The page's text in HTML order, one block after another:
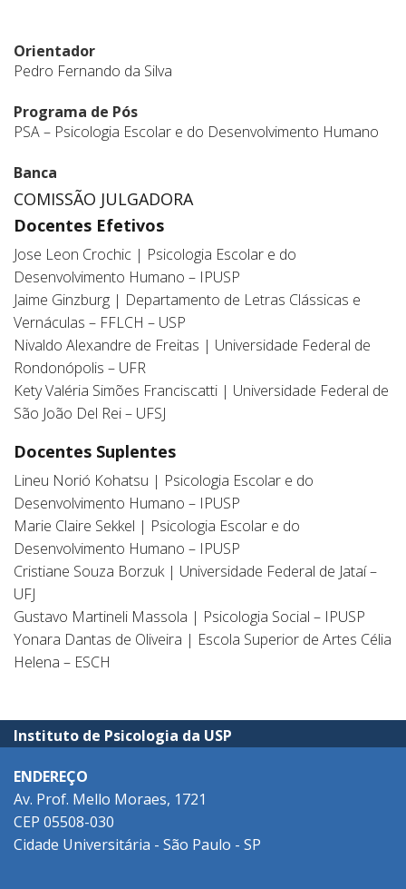
Orientador
Pedro Fernando da Silva
Programa de Pós
PSA – Psicologia Escolar e do Desenvolvimento Humano
Banca
COMISSÃO JULGADORA
Docentes Efetivos
Jose Leon Crochic | Psicologia Escolar e do
Desenvolvimento Humano – IPUSP
Jaime Ginzburg | Departamento de Letras Clássicas e
Vernáculas – FFLCH – USP
Nivaldo Alexandre de Freitas | Universidade Federal de
Rondonópolis – UFR
Kety Valéria Simões Franciscatti | Universidade Federal de
São João Del Rei – UFSJ
Docentes Suplentes
Lineu Norió Kohatsu | Psicologia Escolar e do
Desenvolvimento Humano – IPUSP
Marie Claire Sekkel | Psicologia Escolar e do
Desenvolvimento Humano – IPUSP
Cristiane Souza Borzuk | Universidade Federal de Jataí –
UFJ
Gustavo Martineli Massola | Psicologia Social – IPUSP
Yonara Dantas de Oliveira | Escola Superior de Artes Célia
Helena – ESCH
Instituto de Psicologia da USP
ENDEREÇO
Av. Prof. Mello Moraes, 1721
CEP 05508-030
Cidade Universitária - São Paulo - SP